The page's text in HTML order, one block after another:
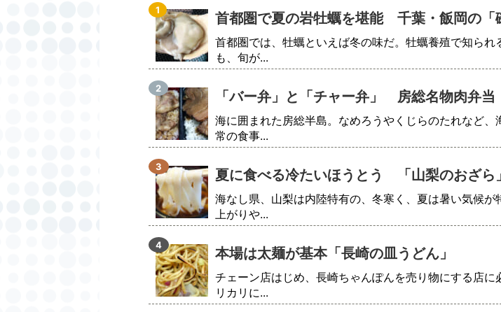
首都圏で夏の岩牡蠣を堪能 千葉・飯岡の「
首都圏では、牡蠣といえば冬の味だ。牡蠣養殖で知ら
も、旬が...
「バー弁」と「チャー弁」 房総名物肉弁当
海に囲まれた房総半島。なめろうやくじらのたれなど
常の食事...
夏に食べる冷たいほうとう 「山梨のおざら」
海なし県、山梨は内陸特有の、冬寒く、夏は暑い気候
上がりや...
本場は太麺が基本「長崎の皿うどん」
チェーン店はじめ、長崎ちゃんぽんを売り物にする店
リカリに...